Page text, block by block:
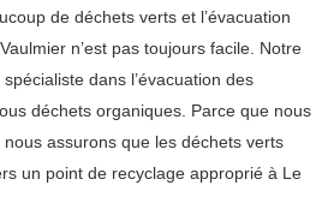
de déchets verts et l’évacuation
n’est pas toujours facile. Notre
dans l’évacuation des
déchets organiques. Parce que nous
nous assurons que les déchets verts
un point de recyclage approprié à Le